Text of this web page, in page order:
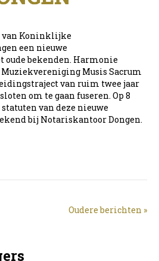
van Koninklijke
een nieuwe
bekenden. Harmonie
Musis Sacrum
van ruim twee jaar
om te gaan fuseren. Op 8
van deze nieuwe
bij Notariskantoor Dongen.
Oudere berichten »